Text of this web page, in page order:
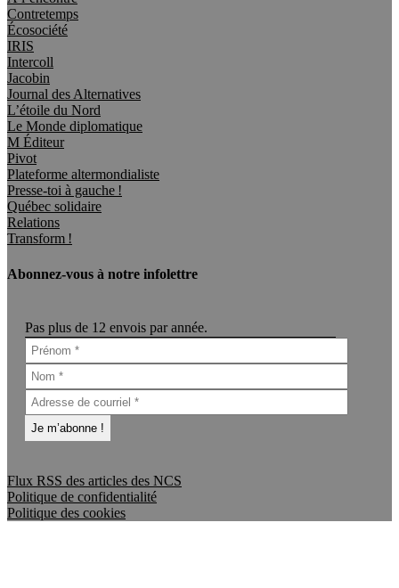
Contretemps
Écosociété
IRIS
Intercoll
Jacobin
Journal des Alternatives
L’étoile du Nord
Le Monde diplomatique
M Éditeur
Pivot
Plateforme altermondialiste
Presse-toi à gauche !
Québec solidaire
Relations
Transform !
Abonnez-vous à notre infolettre
Pas plus de 12 envois par année.
Flux RSS des articles des NCS
Politique de confidentialité
Politique des cookies